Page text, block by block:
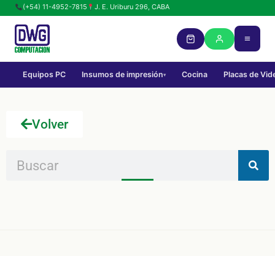
(+54) 11-4952-7815 J. E. Uriburu 296, CABA
Equipos PC Insumos de impresión▾ Cocina Placas de
Volver